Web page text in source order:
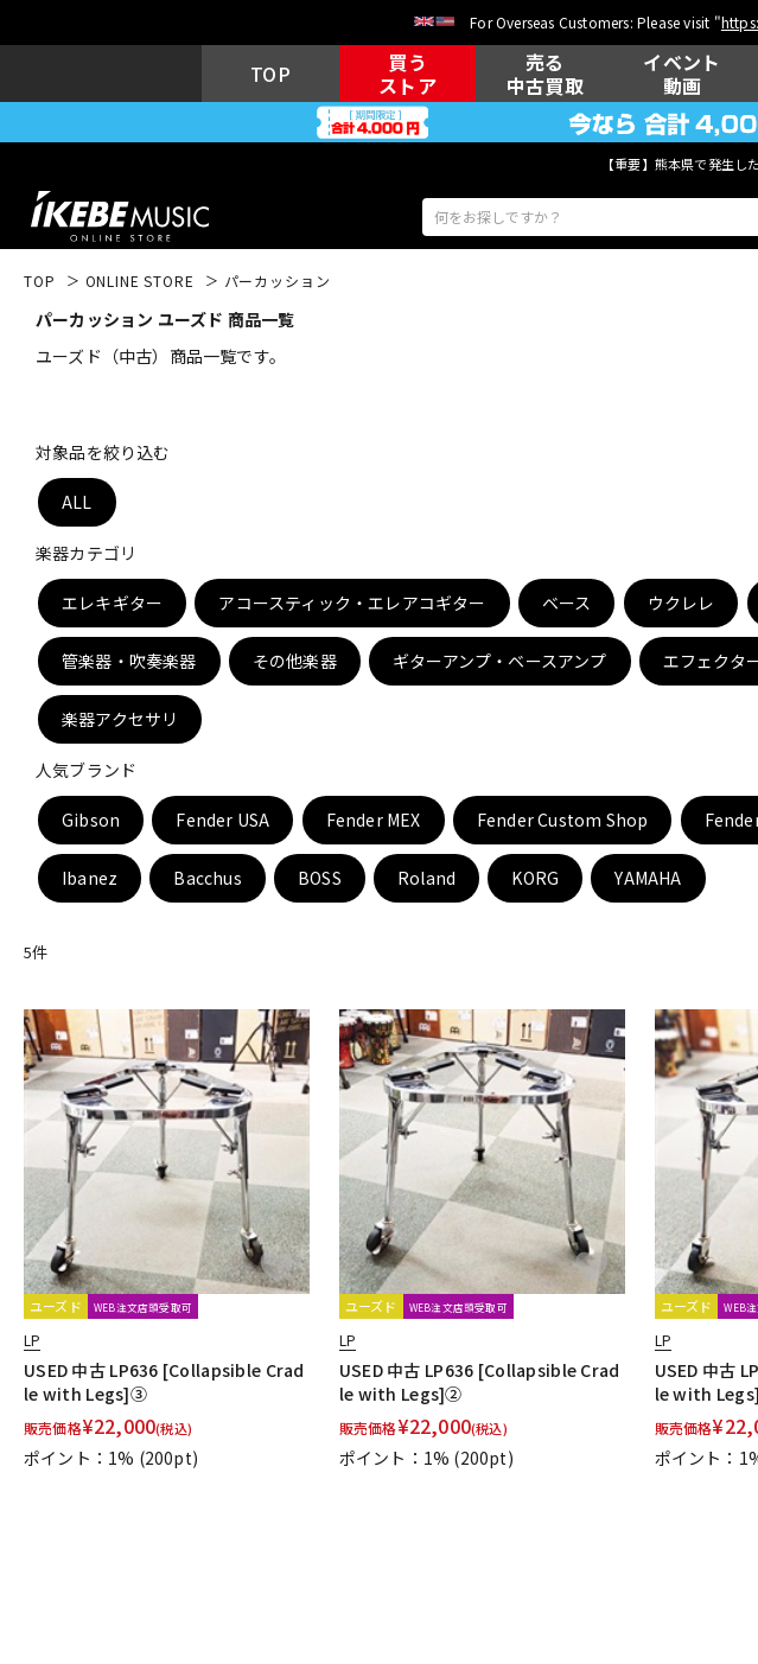
For Overseas Customers: Please visit "
TOP
買う
ストア
売る
中古買取
イベント
動画
【重要】熊本県で発生
エレキギター
キーボード
中古 ヴィンテージ
TOP ONLINE STORE パーカッション
パーカッション ユーズド 商品一覧
ユーズド（中古）商品一覧です。
対象品を絞り込む
ALL
楽器カテゴリ
エレキギター アコースティック・エレアコギター ベース ウクレレ
管楽器・吹奏楽器 その他楽器 ギターアンプ・ベースアンプ エフェクタ
楽器アクセサリ
人気ブランド
Gibson Fender USA Fender MEX Fender Custom Shop
Ibanez Bacchus BOSS Roland KORG YAMAHA
5件
ユーズド WEB注文店頭受取可
LP
USED 中古 LP636 [Collapsible Crad
le with Legs]③
販売価格¥22,000(税込)
ポイント：1% (200pt)
ユーズド WEB注文店頭受取可
LP
USED 中古 LP636 [Collapsible Crad
le with Legs]②
販売価格¥22,000(税込)
ポイント：1% (200pt)
ユーズド WEB
LP
USED 中古
le with
販売価格¥
ポイント：